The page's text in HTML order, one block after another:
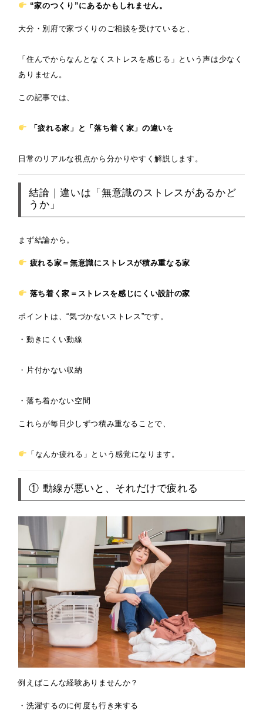
“家のつくり”にあるかもしれません。
大分・別府で家づくりのご相談を受けていると、
「住んでからなんとなくストレスを感じる」という声は少なく
ありません。
この記事では、
「疲れる家」と「落ち着く家」の違いを
日常のリアルな視点から分かりやすく解説します。
結論｜違いは「無意識のストレスがあるかど
うか」
まず結論から。
疲れる家＝無意識にストレスが積み重なる家
落ち着く家＝ストレスを感じにくい設計の家
ポイントは、“気づかないストレス”です。
・動きにくい動線
・片付かない収納
・落ち着かない空間
これらが毎日少しずつ積み重なることで、
「なんか疲れる」という感覚になります。
① 動線が悪いと、それだけで疲れる
例えばこんな経験ありませんか？
・洗濯するのに何度も行き来する